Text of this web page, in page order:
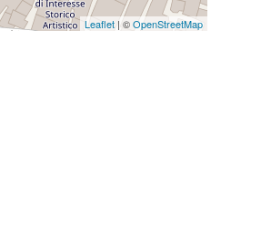
Leaflet| ©OpenStreetMap